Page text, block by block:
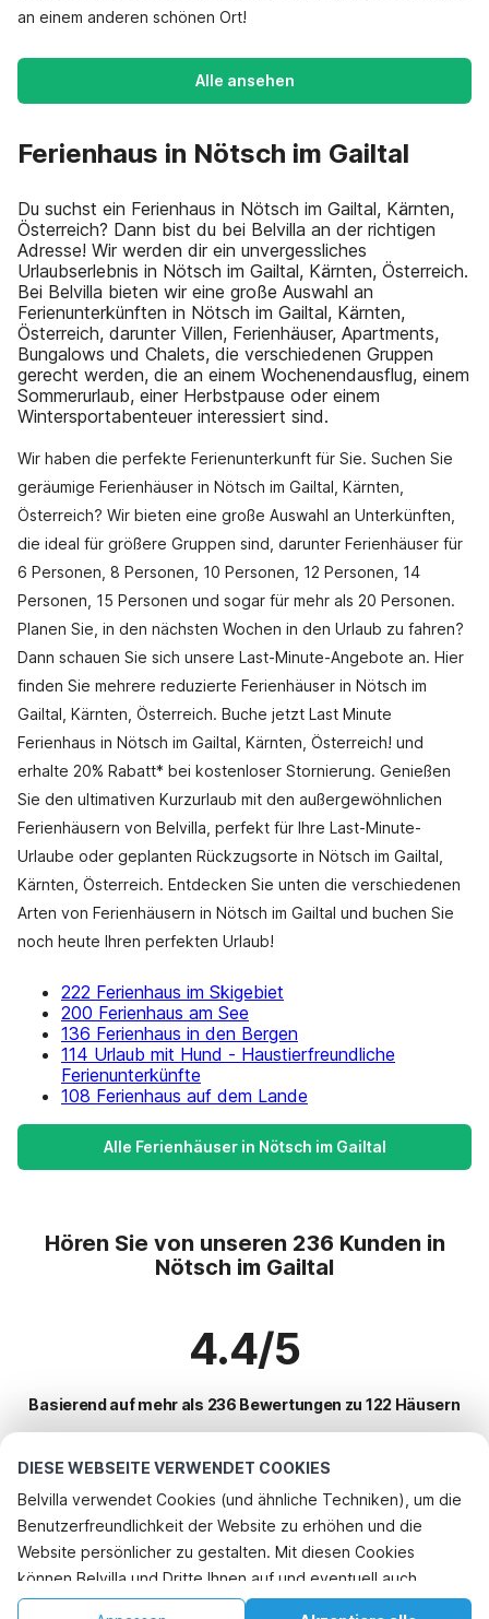
DIESE WEBSEITE VERWENDET COOKIES
Belvilla verwendet Cookies (und ähnliche Techniken), um die
Benutzerfreundlichkeit der Website zu erhöhen und die
Website persönlicher zu gestalten. Mit diesen Cookies
können Belvilla und Dritte Ihnen auf und eventuell auch
außerhalb unserer Website folgen, um Werbung Ihren
an einem anderen schönen Ort!
Alle ansehen
Ferienhaus in Nötsch im Gailtal
Du suchst ein Ferienhaus in Nötsch im Gailtal, Kärnten,
Österreich? Dann bist du bei Belvilla an der richtigen
Adresse! Wir werden dir ein unvergessliches
Urlaubserlebnis in Nötsch im Gailtal, Kärnten, Österreich.
Bei Belvilla bieten wir eine große Auswahl an
Ferienunterkünften in Nötsch im Gailtal, Kärnten,
Österreich, darunter Villen, Ferienhäuser, Apartments,
Bungalows und Chalets, die verschiedenen Gruppen
gerecht werden, die an einem Wochenendausflug, einem
Sommerurlaub, einer Herbstpause oder einem
Wintersportabenteuer interessiert sind.
Wir haben die perfekte Ferienunterkunft für Sie. Suchen Sie
geräumige Ferienhäuser in Nötsch im Gailtal, Kärnten,
Österreich? Wir bieten eine große Auswahl an Unterkünften,
die ideal für größere Gruppen sind, darunter Ferienhäuser für
6 Personen, 8 Personen, 10 Personen, 12 Personen, 14
Personen, 15 Personen und sogar für mehr als 20 Personen.
Planen Sie, in den nächsten Wochen in den Urlaub zu fahren?
Dann schauen Sie sich unsere Last-Minute-Angebote an. Hier
finden Sie mehrere reduzierte Ferienhäuser in Nötsch im
Gailtal, Kärnten, Österreich. Buche jetzt Last Minute
Ferienhaus in Nötsch im Gailtal, Kärnten, Österreich! und
erhalte 20% Rabatt* bei kostenloser Stornierung. Genießen
Sie den ultimativen Kurzurlaub mit den außergewöhnlichen
Ferienhäusern von Belvilla, perfekt für Ihre Last-Minute-
Urlaube oder geplanten Rückzugsorte in Nötsch im Gailtal,
Kärnten, Österreich. Entdecken Sie unten die verschiedenen
Arten von Ferienhäusern in Nötsch im Gailtal und buchen Sie
noch heute Ihren perfekten Urlaub!
222 Ferienhaus im Skigebiet
200 Ferienhaus am See
136 Ferienhaus in den Bergen
114 Urlaub mit Hund - Haustierfreundliche
Ferienunterkünfte
108 Ferienhaus auf dem Lande
Alle Ferienhäuser in Nötsch im Gailtal
Hören Sie von unseren 236 Kunden in
Nötsch im Gailtal
4.4/5
Basierend auf mehr als 236 Bewertungen zu 122 Häusern
Beliebteste Reiseziele für Urlaub
Top-Städte mit Top-Annehmlichkeiten für den Urlaub
Ferienhaus im Skigebiet glantersberg
Ferienhaus im Skigebiet rennweg-am-katschberg
Beliebte Ausstattungen für Urlaub in Notsch-im-gailtal
Ferienhaus im Skigebiet